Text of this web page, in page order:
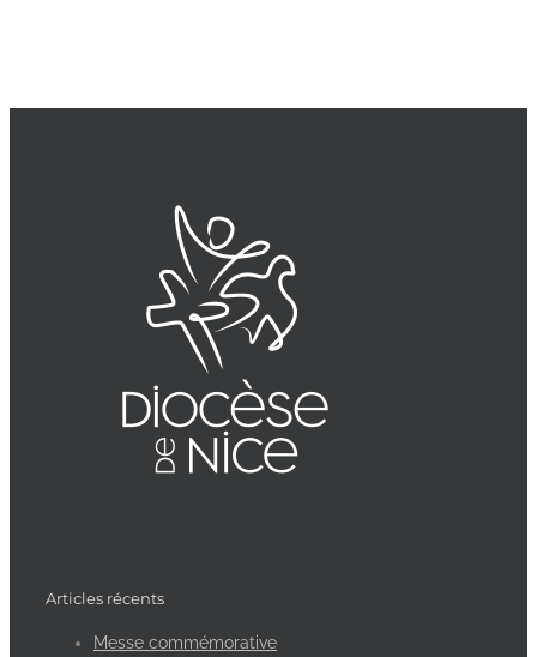
Articles récents
Messe commémorative